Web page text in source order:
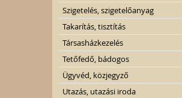
Szigetelés, szigetelőanyag
Takarítás, tisztítás
Társasházkezelés
Tetőfedő, bádogos
Ügyvéd, közjegyző
Utazás, utazási iroda